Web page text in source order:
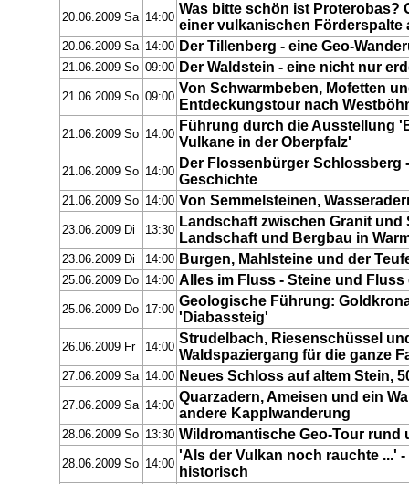
20.06.2009 Sa 14:00
Was bitte schön ist Proterobas?
einer vulkanischen Förderspalte
20.06.2009 Sa 14:00 Der Tillenberg - eine Geo-
21.06.2009 So 09:00 Der Waldstein - eine nicht nur
21.06.2009 So 09:00
Von Schwarmbeben, Mofetten
Entdeckungstour nach
21.06.2009 So 14:00
Führung durch die Ausstellung
Vulkane in der Oberpfalz'
21.06.2009 So 14:00
Der Flossenbürger Schlossberg
Geschichte
21.06.2009 So 14:00 Von Semmelsteinen,
23.06.2009 Di 13:30
Landschaft zwischen Granit
Landschaft und Bergbau in
23.06.2009 Di 14:00 Burgen, Mahlsteine und der
25.06.2009 Do 14:00 Alles im Fluss - Steine und
25.06.2009 Do 17:00
Geologische Führung:
'Diabassteig'
26.06.2009 Fr 14:00
Strudelbach, Riesenschüssel
Waldspaziergang für die ganze
27.06.2009 Sa 14:00 Neues Schloss auf altem Stein,
27.06.2009 Sa 14:00
Quarzadern, Ameisen und ein
andere Kapplwanderung
28.06.2009 So 13:30 Wildromantische Geo-Tour rund
28.06.2009 So 14:00
'Als der Vulkan noch rauchte ...'
historisch